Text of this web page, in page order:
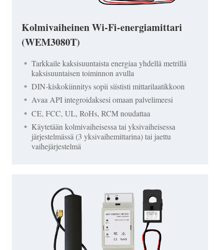
Kolmivaiheinen Wi-Fi-energiamittari
(WEM3080T)
Tarkkaile kaksisuuntaista energiaa yhdellä metrillä
kaksisuuntaisen toiminnon avulla
DIN-kiskokiinnitys sopii siististi mittarilaatikkoon
Avaa API integroidaksesi omaan palvelimeesi
CE, FCC, UL, RoHs, RCM noudattaa
Käytetään kolmivaiheisessa tai yksivaiheisessa
järjestelmässä (3 yksivaihemittarina) tai jaettu
vaihejärjestelmä